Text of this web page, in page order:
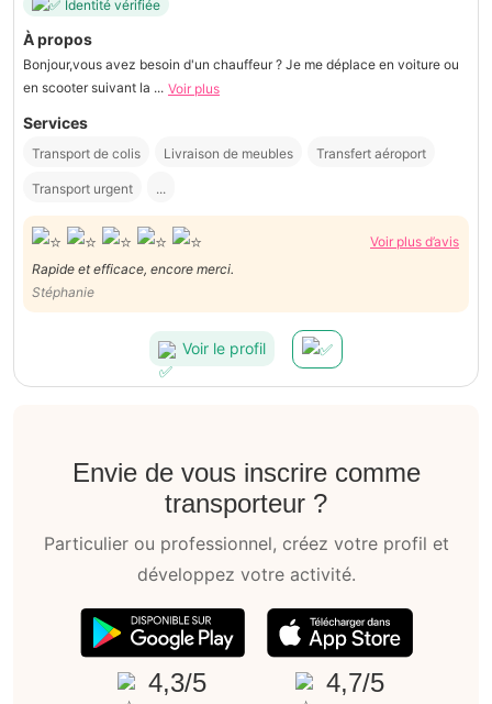
Identité vérifiée
À propos
Bonjour,vous avez besoin d'un chauffeur ? Je me déplace en voiture ou
en scooter suivant la ... Voir plus
Services
Transport de colis Livraison de meubles Transfert aéroport
Transport urgent ...
Voir plus d’avis
Rapide et efficace, encore merci.
Stéphanie
Voir le profil
Envie de vous inscrire comme
transporteur ?
Particulier ou professionnel, créez votre profil et
développez votre activité.
4,3/5 4,7/5